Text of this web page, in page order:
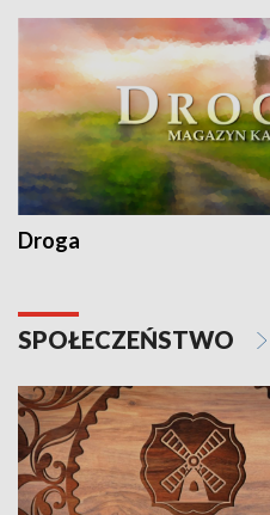
Droga
SPOŁECZEŃSTWO